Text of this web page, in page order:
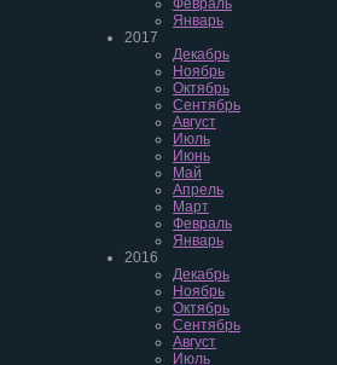
Февраль
Январь
2017
Декабрь
Ноябрь
Октябрь
Сентябрь
Август
Июль
Июнь
Май
Апрель
Март
Февраль
Январь
2016
Декабрь
Ноябрь
Октябрь
Сентябрь
Август
Июль